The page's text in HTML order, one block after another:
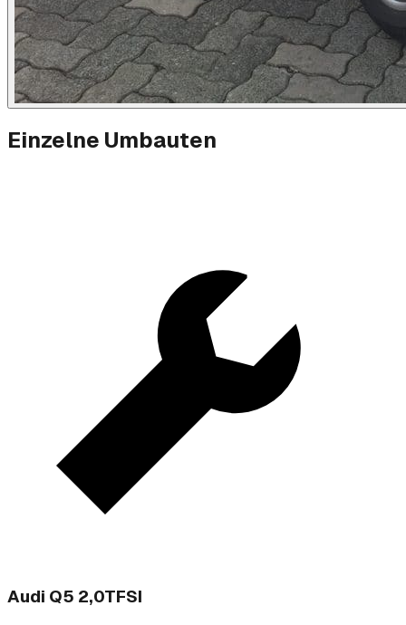
Einzelne Umbauten
Audi Q5 2,0TFSI